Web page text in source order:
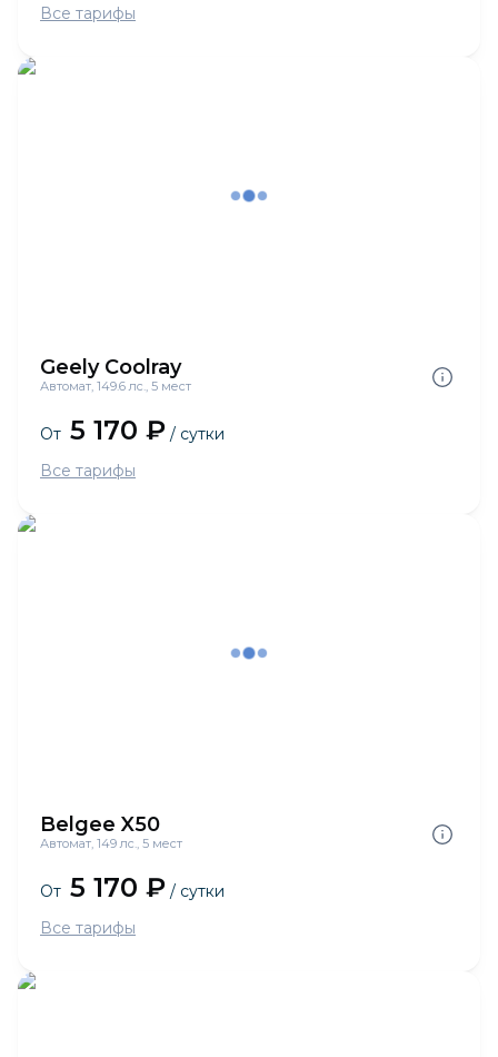
Все тарифы
Geely Coolray
Автомат, 149.6 лс., 5 мест
От 5 170 ₽ / сутки
Все тарифы
Belgee X50
Автомат, 149 лс., 5 мест
От 5 170 ₽ / сутки
Все тарифы